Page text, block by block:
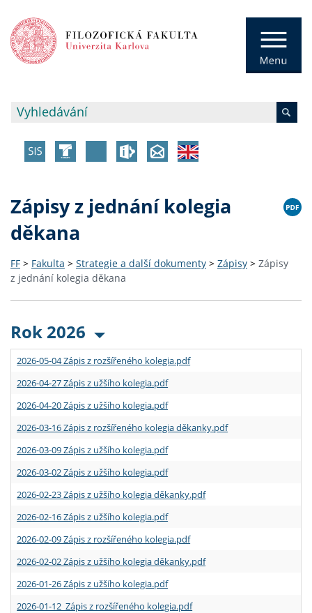
Zápisy z jednání kolegia
děkana
FF > Fakulta > Strategie a další dokumenty > Zápisy > Zápisy
z jednání kolegia děkana
Rok 2026
2026-05-04 Zápis z rozšířeného kolegia.pdf
2026-04-27 Zápis z užšího kolegia.pdf
2026-04-20 Zápis z užšího kolegia.pdf
2026-03-16 Zápis z rozšířeného kolegia děkanky.pdf
2026-03-09 Zápis z užšího kolegia.pdf
2026-03-02 Zápis z užšího kolegia.pdf
2026-02-23 Zápis z užšího kolegia děkanky.pdf
2026-02-16 Zápis z užšího kolegia.pdf
2026-02-09 Zápis z rozšířeného kolegia.pdf
2026-02-02 Zápis z užšího kolegia děkanky.pdf
2026-01-26 Zápis z užšího kolegia.pdf
2026-01-12 Zápis z rozšířeného kolegia.pdf